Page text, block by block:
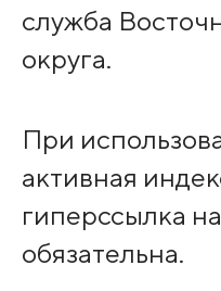
служба
округа.
При
активная
гиперссылка
обязательна.